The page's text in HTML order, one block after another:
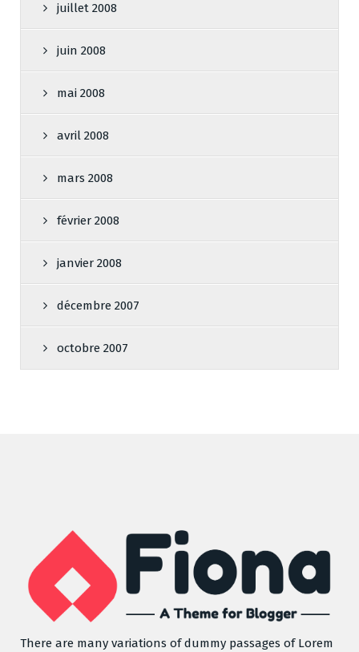
juillet 2008
juin 2008
mai 2008
avril 2008
mars 2008
février 2008
janvier 2008
décembre 2007
octobre 2007
There are many variations of dummy passages of Lorem